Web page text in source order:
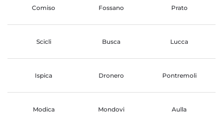
Comiso Fossano Prato
Scicli Busca Lucca
Ispica Dronero Pontremoli
Modica Mondovi Aulla